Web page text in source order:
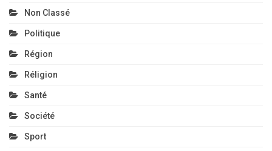
Non Classé
Politique
Région
Réligion
Santé
Société
Sport